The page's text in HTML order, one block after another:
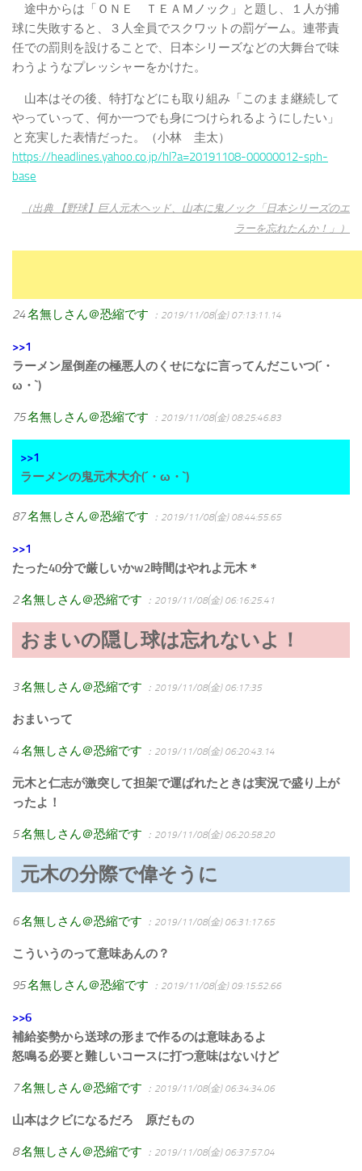
途中からは「ＯＮＥ ＴＥＡＭノック」と題し、１人が捕
球に失敗すると、３人全員でスクワットの罰ゲーム。連帯責
任での罰則を設けることで、日本シリーズなどの大舞台で味
わうようなプレッシャーをかけた。
山本はその後、特打などにも取り組み「このまま継続して
やっていって、何か一つでも身につけられるようにしたい」
と充実した表情だった。（小林 圭太）
https://headlines.yahoo.co.jp/hl?a=20191108-00000012-sph-
base
（出典 【野球】巨人元木ヘッド、山本に鬼ノック「日本シリーズのエ
ラーを忘れたんか！」）
24名無しさん＠恐縮です ：2019/11/08(金) 07:13:11.14
>>1
ラーメン屋倒産の極悪人のくせになに言ってんだこいつ(´・
ω・`)
75名無しさん＠恐縮です ：2019/11/08(金) 08:25:46.83
>>1
ラーメンの鬼元木大介(´・ω・`)
87名無しさん＠恐縮です ：2019/11/08(金) 08:44:55.65
>>1
たった40分で厳しいかw2時間はやれよ元木＊
2名無しさん＠恐縮です ：2019/11/08(金) 06:16:25.41
おまいの隠し球は忘れないよ！
3名無しさん＠恐縮です ：2019/11/08(金) 06:17:35
おまいって
4名無しさん＠恐縮です ：2019/11/08(金) 06:20:43.14
元木と仁志が激突して担架で運ばれたときは実況で盛り上が
ったよ！
5名無しさん＠恐縮です ：2019/11/08(金) 06:20:58.20
元木の分際で偉そうに
6名無しさん＠恐縮です ：2019/11/08(金) 06:31:17.65
こういうのって意味あんの？
95名無しさん＠恐縮です ：2019/11/08(金) 09:15:52.66
>>6
補給姿勢から送球の形まで作るのは意味あるよ
怒鳴る必要と難しいコースに打つ意味はないけど
7名無しさん＠恐縮です ：2019/11/08(金) 06:34:34.06
山本はクビになるだろ 原だもの
8名無しさん＠恐縮です ：2019/11/08(金) 06:37:57.04